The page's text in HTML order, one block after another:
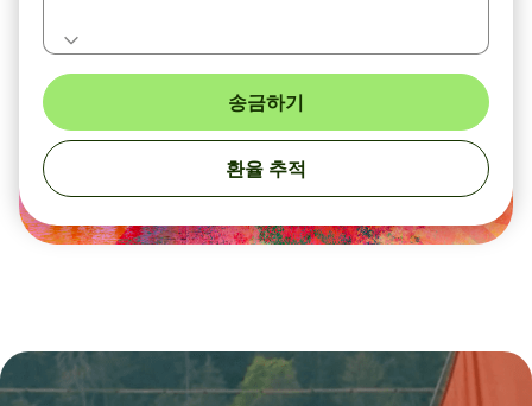
송금하기
환율 추적